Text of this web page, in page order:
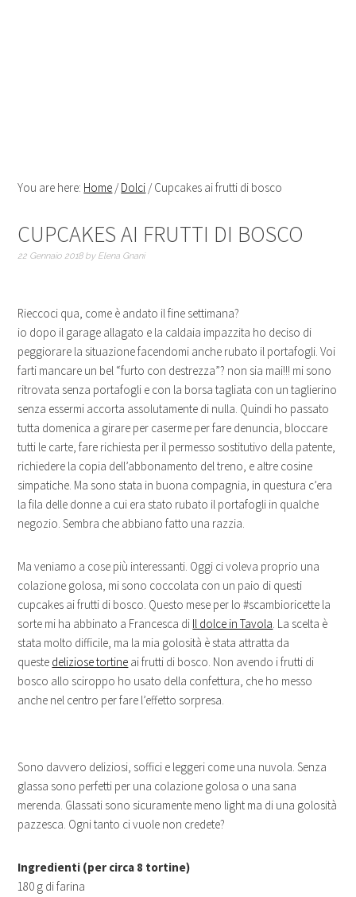
You are here: Home /Dolci /Cupcakes ai frutti di bosco
CUPCAKES AI FRUTTI DI BOSCO
22 Gennaio 2018by Elena Gnani
Rieccoci qua, come è andato il fine settimana?
io dopo il garage allagato e la caldaia impazzita ho deciso di
peggiorare la situazione facendomi anche rubato il portafogli. Voi
farti mancare un bel “furto con destrezza”? non sia mai!!! mi sono
ritrovata senza portafogli e con la borsa tagliata con un taglierino
senza essermi accorta assolutamente di nulla. Quindi ho passato
tutta domenica a girare per caserme per fare denuncia, bloccare
tutti le carte, fare richiesta per il permesso sostitutivo della patente,
richiedere la copia dell’abbonamento del treno, e altre cosine
simpatiche. Ma sono stata in buona compagnia, in questura c’era
la fila delle donne a cui era stato rubato il portafogli in qualche
negozio. Sembra che abbiano fatto una razzia.
Ma veniamo a cose più interessanti. Oggi ci voleva proprio una
colazione golosa, mi sono coccolata con un paio di questi
cupcakes ai frutti di bosco. Questo mese per lo #scambioricette la
sorte mi ha abbinato a Francesca di Il dolce in Tavola. La scelta è
stata molto difficile, ma la mia golosità è stata attratta da
queste deliziose tortine ai frutti di bosco. Non avendo i frutti di
bosco allo sciroppo ho usato della confettura, che ho messo
anche nel centro per fare l’effetto sorpresa.
Sono davvero deliziosi, soffici e leggeri come una nuvola. Senza
glassa sono perfetti per una colazione golosa o una sana
merenda. Glassati sono sicuramente meno light ma di una golosità
pazzesca. Ogni tanto ci vuole non credete?
Ingredienti (per circa 8 tortine)
180 g di farina